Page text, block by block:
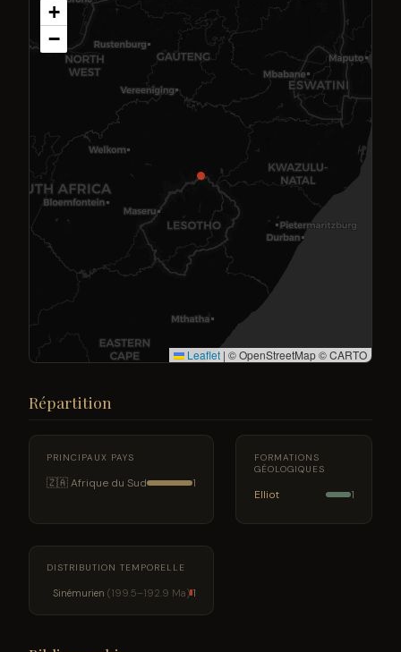
+
−
Leaflet | © OpenStreetMap © CARTO
Répartition
PRINCIPAUX PAYS
🇿🇦 Afrique du Sud 1
FORMATIONS
GÉOLOGIQUES
Elliot 1
DISTRIBUTION TEMPORELLE
Sinémurien (199.5–192.9 Ma) 1